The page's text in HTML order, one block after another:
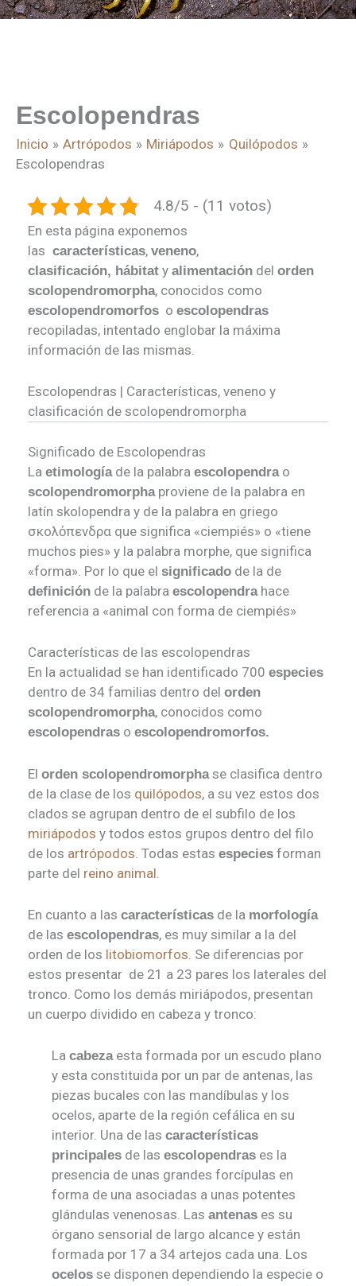
Escolopendras
Inicio Artrópodos Miriápodos
Quilópodos
Escolopendras
4.8/5 - (11 votos)
En esta página exponemos
las características, veneno,
clasificación, hábitat y alimentación del orden
scolopendromorpha, conocidos como
escolopendromorfos o escolopendras
recopiladas, intentado englobar la máxima
información de las mismas.
Escolopendras | Características, veneno y
clasificación de scolopendromorpha
Significado de Escolopendras
La etimologíade la palabra escolopendrao
scolopendromorphaproviene de la palabra en
latín skolopendra y de la palabra en griego
σκολόπενδρα que significa «ciempiés» o «tiene
muchos pies» y la palabra morphe, que significa
«forma». Por lo que el significado de la de
definición de la palabra escolopendrahace
referencia a «animal con forma de ciempiés»
Características de las escolopendras
En la actualidad se han identificado 700 especies
dentro de 34 familias dentro del orden
scolopendromorpha, conocidos como
escolopendras o escolopendromorfos.
El orden scolopendromorphase clasifica dentro
de la clase de los quilópodos, a su vez estos dos
clados se agrupan dentro de el subfilo de los
miriápodos y todos estos grupos dentro del filo
de los artrópodos . Todas estas especies forman
parte del reino animal
En cuanto a las características de la morfología
de las escolopendras, es muy similar a la del
orden de los litobiomorfos . Se diferencias por
estos presentar de 21 a 23 pares los laterales del
tronco. Como los demás miriápodos, presentan
un cuerpo dividido en cabeza y tronco:
La cabezaesta formada por un escudo plano
y esta constituida por un par de antenas, las
piezas bucales con las mandíbulas y los
ocelos, aparte de la región cefálica en su
interior. Una de las características
principales de las escolopendras es la
presencia de unas grandes forcípulas en
forma de una asociadas a unas potentes
glándulas venenosas. Las antenas es su
órgano sensorial de largo alcance y están
formada por 17 a 34 artejos cada una. Los
ocelos se disponen dependiendo la especie o